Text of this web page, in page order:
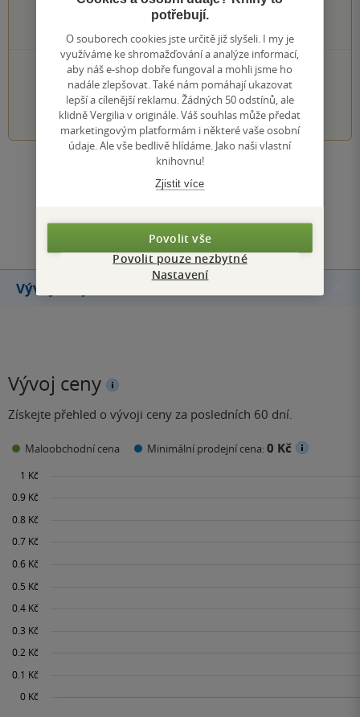
0×
2 hvězdičky
1 hvezdička
PŘIDEJTE SVÉ HODNOCENÍ KNIHY
1 2 3 4 5
Přidat hodnocení
Vývoj ceny
Vývoj ceny
Získejte přehled o vývoji ceny za posledních 60 dní.
Maloobchodní cena Minimální prodejní cena:0 Kč
potřebují.
O souborech cookies jste určitě již slyšeli. I my je
využíváme ke shromažďování a analýze informací,
aby náš e-shop dobře fungoval a mohli jsme ho
nadále zlepšovat. Také nám pomáhají ukazovat
lepší a cílenější reklamu. Žádných 50 odstínů, ale
klidně Vergilia v originále. Váš souhlas může předat
marketingovým platformám i některé vaše osobní
údaje. Ale vše bedlivě hlídáme. Jako naši vlastní
knihovnu!
Zjistit více
Povolit vše
Povolit pouze nezbytné
Nastavení